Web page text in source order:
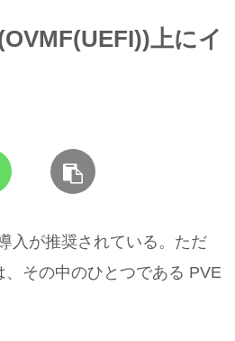
上にイ
入が推奨されている。ただ
その中のひとつである PVE